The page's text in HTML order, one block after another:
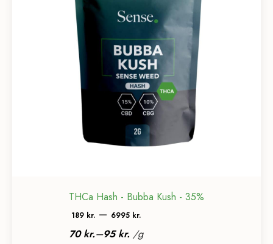
THCa Hash - Bubba Kush - 35%
189 kr. – 6995 kr.Prisinterval:
189 kr.
70kr.–95kr. /g